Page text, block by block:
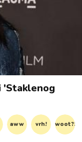
'Staklenog
aww vrh! woot?!